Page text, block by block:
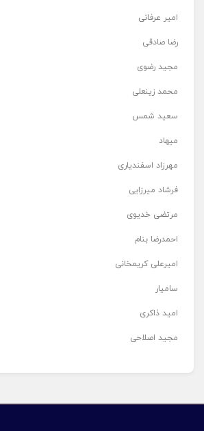
امیر عرفانی
رضا صادقی
مجید رضوی
محمد زینعلی
سعید شمس
میهاد
مهرزاد اسفندیاری
فرشاد میرزایی
مرتضی خدیوی
احمدرضا بنام
امیرعلی کریمخانی
سامیار
امید ذاکری
مجید اصلاحی